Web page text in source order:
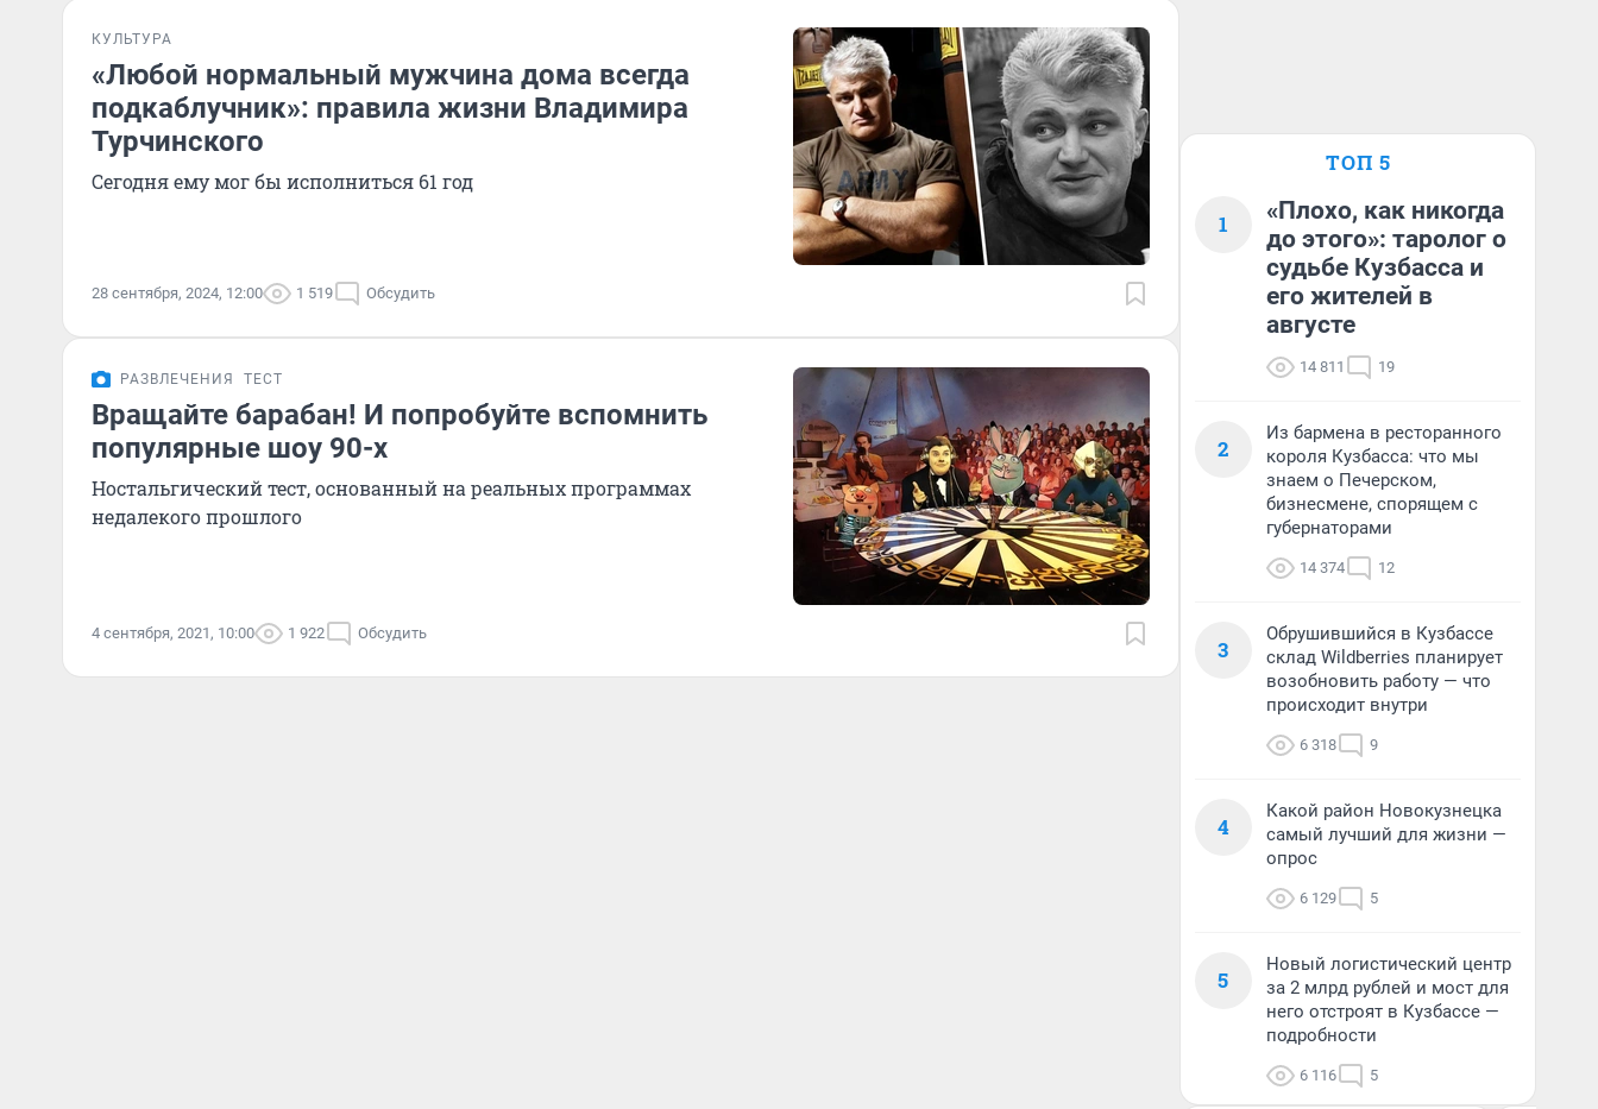
КУЛЬТУРА
«Любой нормальный мужчина дома всегда
подкаблучник»: правила жизни Владимира
Турчинского
Сегодня ему мог бы исполниться 61 год
28 сентября, 2024, 12:00 1 519 Обсудить
РАЗВЛЕЧЕНИЯ ТЕСТ
Вращайте барабан! И попробуйте вспомнить
популярные шоу 90-х
Ностальгический тест, основанный на реальных программах
недалекого прошлого
4 сентября, 2021, 10:00 1 922 Обсудить
ТОП 5
1
«Плохо, как никогда
до этого»: таролог о
судьбе Кузбасса и
его жителей в
августе
14 811 19
2
Из бармена в ресторанного
короля Кузбасса: что мы
знаем о Печерском,
бизнесмене, спорящем с
губернаторами
14 374 12
3
Обрушившийся в Кузбассе
склад Wildberries планирует
возобновить работу — что
происходит внутри
6 318 9
4
Какой район Новокузнецка
самый лучший для жизни —
опрос
6 129 5
5
Новый логистический центр
за 2 млрд рублей и мост для
него отстроят в Кузбассе —
подробности
6 116 5